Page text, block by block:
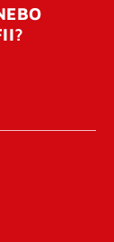
můžete se
SPAM ve